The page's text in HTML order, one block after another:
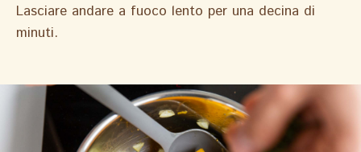
Lasciare andare a fuoco lento per una decina di
minuti.